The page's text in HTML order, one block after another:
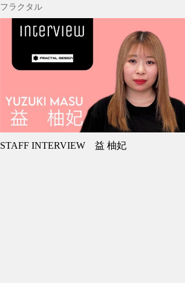
フラクタル
STAFF INTERVIEW 益 柚妃